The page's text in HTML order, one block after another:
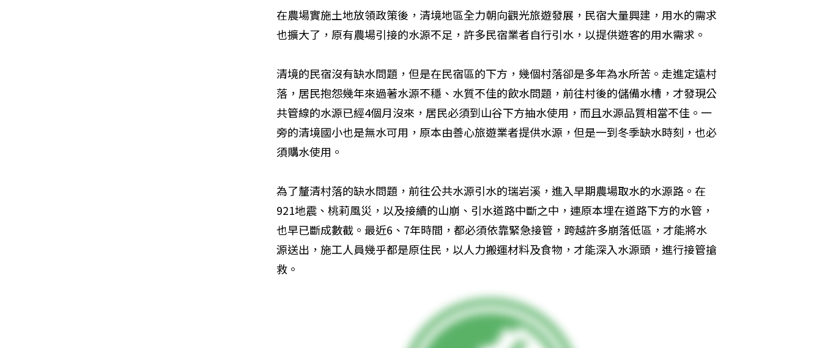
在農場實施土地放領政策後，清境地區全力朝向觀光旅遊發展，民宿大量興建，用水的需求
也擴大了，原有農場引接的水源不足，許多民宿業者自行引水，以提供遊客的用水需求。
清境的民宿沒有缺水問題，但是在民宿區的下方，幾個村落卻是多年為水所苦。走進定遠村
落，居民抱怨幾年來過著水源不穩、水質不佳的飲水問題，前往村後的儲備水槽，才發現公
共管線的水源已經4個月沒來，居民必須到山谷下方抽水使用，而且水源品質相當不佳。一
旁的清境國小也是無水可用，原本由善心旅遊業者提供水源，但是一到冬季缺水時刻，也必
須購水使用。
為了釐清村落的缺水問題，前往公共水源引水的瑞岩溪，進入早期農場取水的水源路。在
921地震、桃莉風災，以及接續的山崩、引水道路中斷之中，連原本埋在道路下方的水管，
也早已斷成數截。最近6、7年時間，都必須依靠緊急接管，跨越許多崩落低區，才能將水
源送出，施工人員幾乎都是原住民，以人力搬運材料及食物，才能深入水源頭，進行接管搶
救。